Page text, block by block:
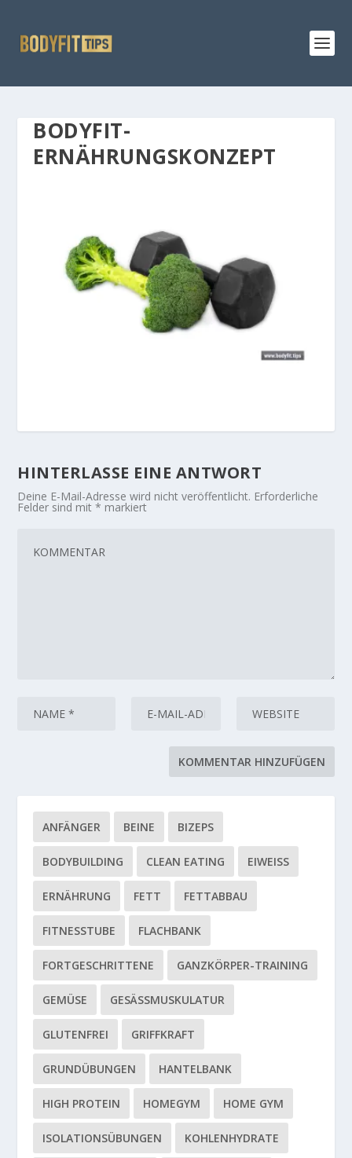
BODYFIT-
ERNÄHRUNGSKONZEPT
HINTERLASSE EINE ANTWORT
Deine E-Mail-Adresse wird nicht veröffentlicht. Erforderliche
Felder sind mit* markiert
ANFÄNGER BEINE BIZEPS
BODYBUILDING CLEAN EATING EIWEISS
ERNÄHRUNG FETT FETTABBAU
FITNESSTUBE FLACHBANK
FORTGESCHRITTENE GANZKÖRPER-TRAINING
GEMÜSE GESÄSSMUSKULATUR
GLUTENFREI GRIFFKRAFT
GRUNDÜBUNGEN HANTELBANK
HIGH PROTEIN HOMEGYM HOME GYM
ISOLATIONSÜBUNGEN KOHLENHYDRATE